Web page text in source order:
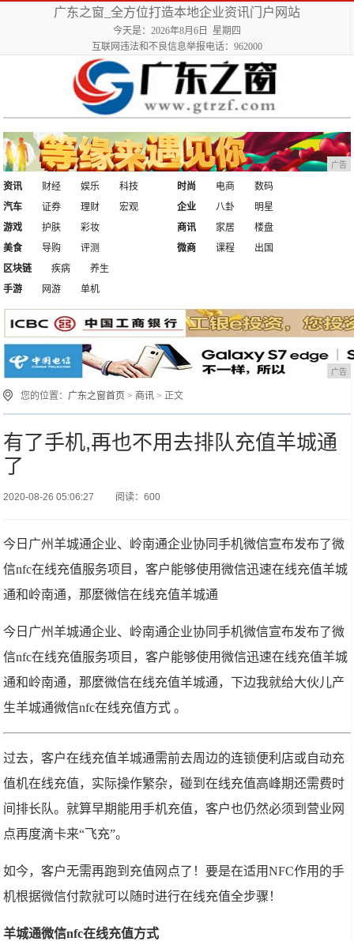
广东之窗_全方位打造本地企业资讯门户网站
今天是：2026年8月6日 星期四
互联网违法和不良信息举报电话：962000
广告
资讯 财经 娱乐
科技
汽车
证券 理财 宏观
时尚 电商
数码
企业
八卦
明星
游戏
护肤
彩妆
美食
导购 评测
商讯 家居
楼盘
微商
课程
出国
区块链
疾病
养生
手游
网游 单机
广告
您的位置： 广东之窗首页 > 商讯 > 正文
有了手机,再也不用去排队充值羊城通
了
2020-08-26 05:06:27 阅读：600
今日广州羊城通企业、岭南通企业协同手机微信宣布发布了微
信nfc在线充值服务项目，客户能够使用微信迅速在线充值羊城
通和岭南通，那麼微信在线充值羊城通
今日广州羊城通企业、岭南通企业协同手机微信宣布发布了微
信nfc在线充值服务项目，客户能够使用微信迅速在线充值羊城
通和岭南通，那麼微信在线充值羊城通，下边我就给大伙儿产
生羊城通微信nfc在线充值方式 。
过去，客户在线充值羊城通需前去周边的连锁便利店或自动充
值机在线充值，实际操作繁杂，碰到在线充值高峰期还需费时
间排长队。就算早期能用手机充值，客户也仍然必须到营业网
点再度滴卡来“飞充”。
如今，客户无需再跑到充值网点了！要是在适用NFC作用的手
机根据微信付款就可以随时进行在线充值全步骤！
羊城通微信nfc在线充值方式